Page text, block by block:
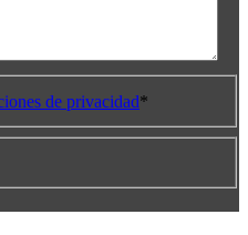
de privacidad*